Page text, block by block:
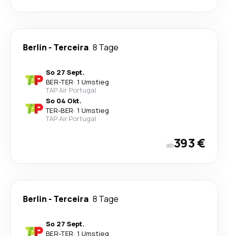
Berlin - Terceira 8 Tage
So 27 Sept.
BER-TER· 1 Umstieg
TAP Air Portugal
So 04 Okt.
TER-BER· 1 Umstieg
TAP Air Portugal
ab393 €
Berlin - Terceira 8 Tage
So 27 Sept.
BER-TER· 1 Umstieg